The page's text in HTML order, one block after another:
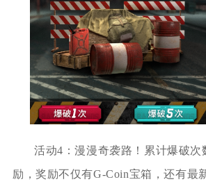
活动4：漫漫奇袭路！累计爆破次
励，奖励不仅有G-Coin宝箱，还有最